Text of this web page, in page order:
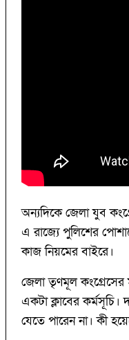
অন্যদিকে জেলা যুব
এ রাজ্যে পুলিশের
কাজ নিয়মের বাইরে।
জেলা তৃণমূল কংগ্রেসের
একটা ক্লাবের
যেতে পারেন না। কী